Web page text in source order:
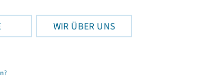
WIR ÜBER UNS